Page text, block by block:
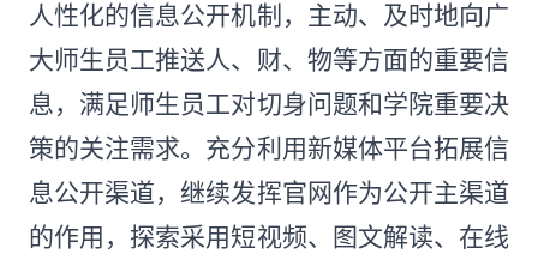
人性化的信息公开机制，主动、及时地向广
大师生员工推送人、财、物等方面的重要信
息，满足师生员工对切身问题和学院重要决
策的关注需求。充分利用新媒体平台拓展信
息公开渠道，继续发挥官网作为公开主渠道
的作用，探索采用短视频、图文解读、在线